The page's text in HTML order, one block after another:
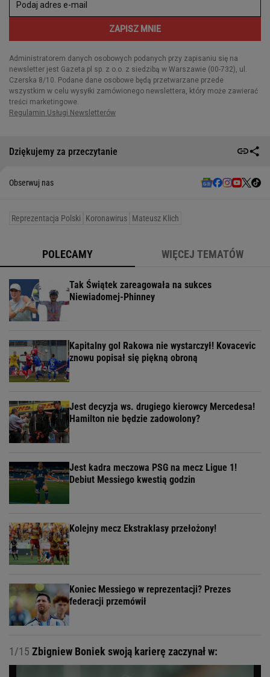
Dziękujemy za przeczytanie
Obserwuj nas
Reprezentacja Polski Koronawirus Mateusz Klich
POLECAMY WIĘCEJ TEMATÓW
Tak Świątek zareagowała na sukces
Niewiadomej-Phinney
Kapitalny gol Rakowa nie wystarczył! Kovacevic
znowu popisał się piękną obroną
Jest decyzja ws. drugiego kierowcy Mercedesa!
Hamilton nie będzie zadowolony?
Jest kadra meczowa PSG na mecz Ligue 1!
Debiut Messiego kwestią godzin
Kolejny mecz Ekstraklasy przełożony!
Koniec Messiego w reprezentacji? Prezes
federacji przemówił
1/15 Zbigniew Boniek swoją karierę zaczynał w: